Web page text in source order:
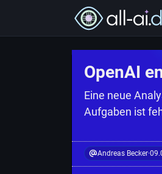
OpenAI
Eine neue
Aufgaben ist
Andreas Becker·